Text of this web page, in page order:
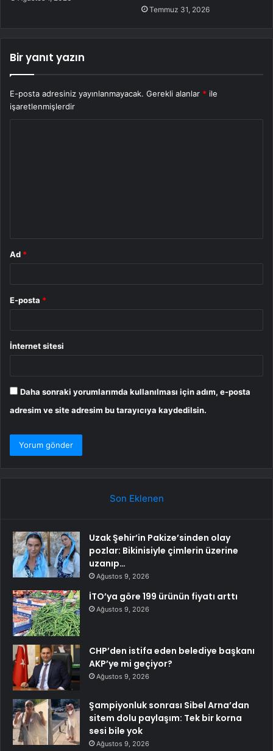
Temmuz 31, 2026
Bir yanıt yazın
E-posta adresiniz yayınlanmayacak. Gerekli alanlar * ile
işaretlenmişlerdir
Ad *
E-posta *
İnternet sitesi
Daha sonraki yorumlarımda kullanılması için adım, e-posta
adresim ve site adresim bu tarayıcıya kaydedilsin.
Son Eklenen
Uzak Şehir’in Pakize’sinden olay
pozlar: Bikinisiyle çimlerin üzerine
uzanıp…
Ağustos 9, 2026
İTO’ya göre 199 ürünün fiyatı arttı
Ağustos 9, 2026
CHP’den istifa eden belediye başkanı
AKP’ye mi geçiyor?
Ağustos 9, 2026
Şampiyonluk sonrası Sibel Arna’dan
sitem dolu paylaşım: Tek bir korna
sesi bile yok
Ağustos 9, 2026